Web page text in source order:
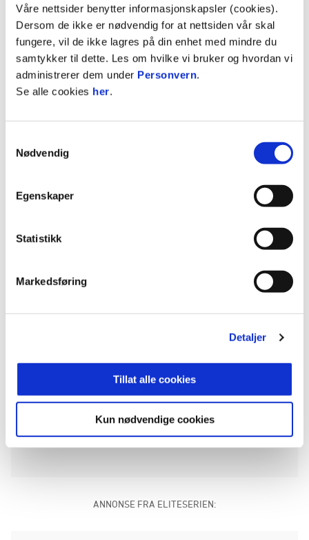
Våre nettsider benytter informasjonskapsler (cookies).
Dersom de ikke er nødvendig for at nettsiden vår skal
fungere, vil de ikke lagres på din enhet med mindre du
samtykker til dette. Les om hvilke vi bruker og hvordan vi
administrerer dem under Personvern.
Se alle cookies her.
Nødvendig
Egenskaper
Statistikk
Markedsføring
Detaljer
Tillat alle cookies
Kun nødvendige cookies
avholdes og ha betalt kontigent for 2026.
For å få 20 prosent rabatt i KBK Stadionbutikk må
du vise fram digitalt medlemskort. Dette finner du
på din side på MinIdrett.no. Du kan benytte
medlemskortet ut februar året etter, da kontingent
januar/februar.
ANNONSE FRA ELITESERIEN: